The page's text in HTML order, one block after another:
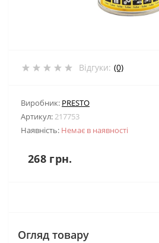
Відгуки: (0)
Виробник: PRESTO
Артикул:217753
Наявність: Немає в наявності
268 грн.
Огляд товару